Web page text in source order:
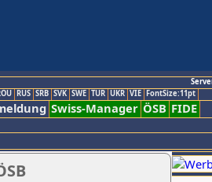
RUS SRB SVK SWE TUR UKR VIE FontSize:11pt
Swiss-Manager ÖSB FIDE